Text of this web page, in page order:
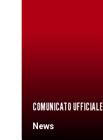
COMUNICATO UFFICIALE
News